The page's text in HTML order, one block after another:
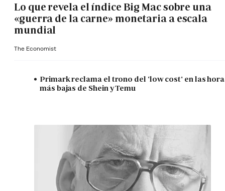
Lo que revela el índice Big Mac sobre una
«guerra de la carne» monetaria a escala
mundial
The Economist
Primark reclama el trono del 'low cost' en las
más bajas de Shein y Temu